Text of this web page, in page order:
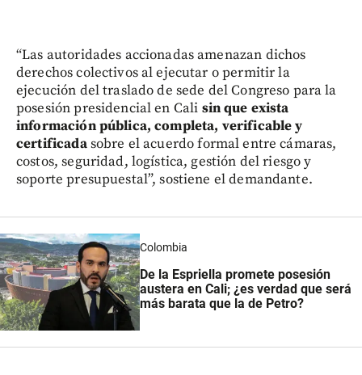
“Las autoridades accionadas amenazan dichos
derechos colectivos al ejecutar o permitir la
ejecución del traslado de sede del Congreso para la
posesión presidencial en Cali sin que exista
información pública, completa, verificable y
certificadasobre el acuerdo formal entre cámaras,
costos, seguridad, logística, gestión del riesgo y
soporte presupuestal”, sostiene el demandante.
Colombia
De la Espriella promete posesión
austera en Cali; ¿es verdad que será
más barata que la de Petro?